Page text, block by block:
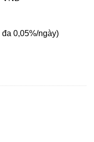
đa 0,05%/ngày)